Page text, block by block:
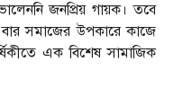
জনপ্রিয় গায়ক। তবে
সমাজের উপকারে কাজে
এক বিশেষ সামাজিক